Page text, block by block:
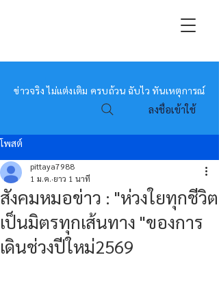
หมอข่าว
ข่าวจริง ไม่แต่งเติม ครบถ้วน ฉับไว ทันเหตุการณ์
ลงชื่อเข้าใช้
โพสต์
สังคมหมอข่าว : "ห่วงใยทุกชีวิต
เป็นมิตรทุกเส้นทาง "ของการ
เดินช่วงปีใหม่2569
pittaya7988
1 ม.ค. ยาว 1 นาที